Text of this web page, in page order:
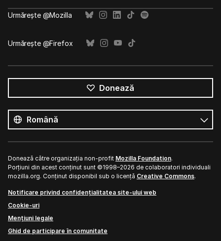
Urmărește @Mozilla
Urmărește @Firefox
Donează
limbile
Limbă
Donează către organizația non-profit Mozilla Foundation.
Porțiuni din acest conținut sunt ©1998–2026 de colaboratori individuali
mozilla.org. Conținut disponibil sub o licență Creative Commons.
Notificare privind confidențialitatea site-ului web
Cookie-uri
Mențiuni legale
Ghid de participare în comunitate